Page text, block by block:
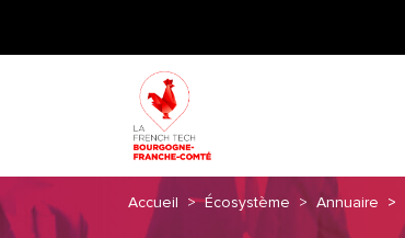
Accueil Écosystème Annuaire